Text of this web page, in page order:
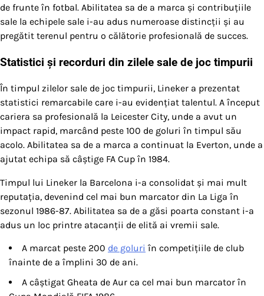
de frunte în fotbal. Abilitatea sa de a marca și contribuțiile
sale la echipele sale i-au adus numeroase distincții și au
pregătit terenul pentru o călătorie profesională de succes.
Statistici și recorduri din zilele sale de joc timpurii
În timpul zilelor sale de joc timpurii, Lineker a prezentat
statistici remarcabile care i-au evidențiat talentul. A început
cariera sa profesională la Leicester City, unde a avut un
impact rapid, marcând peste 100 de goluri în timpul său
acolo. Abilitatea sa de a marca a continuat la Everton, unde a
ajutat echipa să câștige FA Cup în 1984.
Timpul lui Lineker la Barcelona i-a consolidat și mai mult
reputația, devenind cel mai bun marcator din La Liga în
sezonul 1986-87. Abilitatea sa de a găsi poarta constant i-a
adus un loc printre atacanții de elită ai vremii sale.
A marcat peste 200 de goluri în competițiile de club
înainte de a împlini 30 de ani.
A câștigat Gheata de Aur ca cel mai bun marcator în